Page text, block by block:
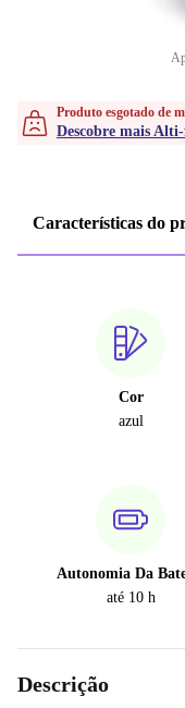
Produto esgotado de
Descobre mais
Características do
Cor
azul
Autonomia Da
até 10 h
Descrição